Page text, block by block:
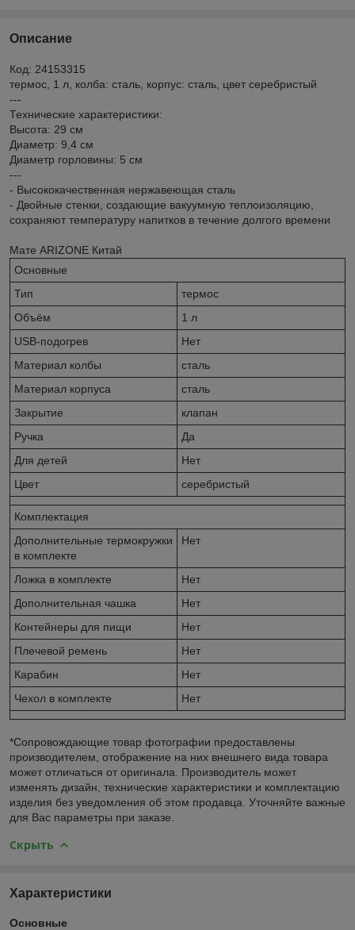
Описание
Код: 24153315
термос, 1 л, колба: сталь, корпус: сталь, цвет серебристый
---
Технические характеристики:
Высота: 29 см
Диаметр: 9,4 см
Диаметр горловины: 5 см
---
- Высококачественная нержавеющая сталь
- Двойные стенки, создающие вакуумную теплоизоляцию,
сохраняют температуру напитков в течение долгого времени
Мате ARIZONE Китай
Основные
Тип
термос
Объём
1 л
USB-подогрев
Нет
Материал колбы
сталь
Материал корпуса
сталь
Закрытие
клапан
Ручка
Да
Для детей
Нет
Цвет
серебристый
Комплектация
Дополнительные термокружки
в комплекте
Нет
Ложка в комплекте
Нет
Дополнительная чашка
Нет
Контейнеры для пищи
Нет
Плечевой ремень
Нет
Карабин
Нет
Чехол в комплекте
Нет
*Сопровождающие товар фотографии предоставлены
производителем, отображение на них внешнего вида товара
может отличаться от оригинала. Производитель может
изменять дизайн, технические характеристики и комплектацию
изделия без уведомления об этом продавца. Уточняйте важные
для Вас параметры при заказе.
Скрыть
Характеристики
Основные